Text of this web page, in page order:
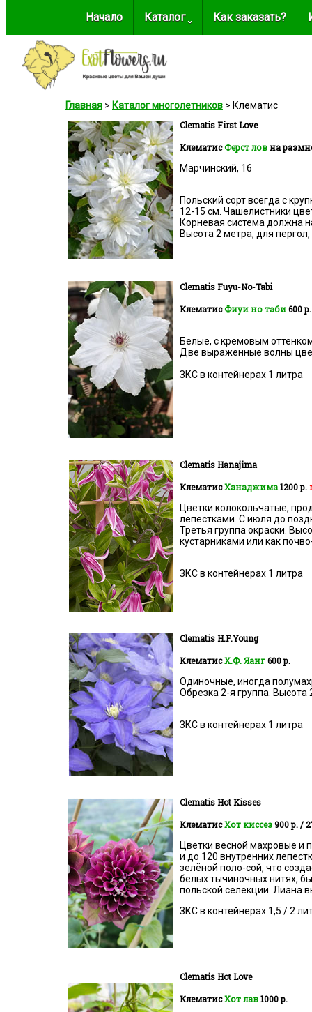
Начало Каталог ˬ Как заказать?
Главная > Каталог многолетников > Клематис
Clematis First Love
КлематисФерст ловна
Марчинский, 16
Польский сорт всегда с
12-15 см. Чашелистники
Корневая система должна
Высота 2 метра, для
Clematis Fuyu-No-Tabi
КлематисФиуи но таби600 р.
Белые, с кремовым
Две выраженные волны
ЗКС в контейнерах 1 литра
Clematis Hanajima
КлематисХанаджима1200 р.
Цветки колокольчатые,
лепестками. С июля до
Третья группа окраски.
кустарниками или как
ЗКС в контейнерах 1 литра
ClematisH.F.Young
КлематисХ.Ф. Яанг600 р.
Одиночные, иногда
Обрезка 2-я группа. Высота
ЗКС в контейнерах 1 литра
ClematisHot Kisses
КлематисХот киссез900 р. /
Цветки весной махровые и
и до 120 внутренних
зелёной поло-сой, что
белых тычиночных нитях,
польской селекции. Лиана
ЗКС в контейнерах 1,5 / 2
ClematisHot Love
КлематисХот лав1000 р.